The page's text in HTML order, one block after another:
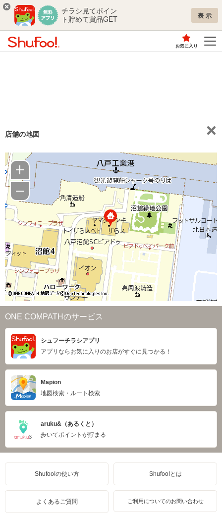
チラシ見てポイン
ト貯めて賞品GET
表示
お気に入り
店舗の地図
ONE COMPATHのサービス
シュフーチラシアプリ
アプリならお気に入りのお店がすぐに見つかる！
Mapion
地図検索・ルート検索
aruku&（あるくと）
歩いてポイントが貯まる
Shufoo!の使い方 Shufoo!とは
よくあるご質問 ご利用についてのお問い合わせ